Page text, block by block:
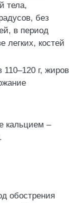
тела,
без
в период
легких, костей
г, жиров
кальцием –
обострения